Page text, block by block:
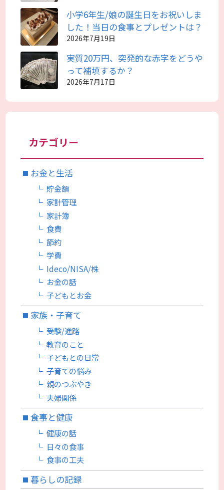
小学6年生/娘の誕生日をお祝いしま
した！当日の食事とプレゼントは？
2026年7月19日
実質20万円、突発的な赤字をどうや
って補填するか？
2026年7月17日
カテゴリー
お金と生活
貯金額
家計管理
家計簿
食費
節約
学費
Ideco/NISA/株
お金の話
子どもとお金
家族・子育て
受験/進路
教育のこと
子どもとの日常
子育ての悩み
親のつぶやき
夫婦関係
食事と健康
健康の話
日々の食事
食事の工夫
暮らしの記録